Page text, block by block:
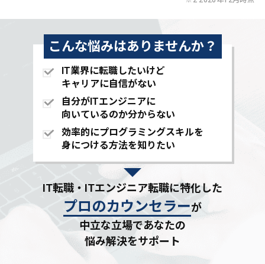
こんな悩みはありませんか？
IT業界に転職したいけど
キャリアに自信がない
自分がITエンジニアに
向いているのか分からない
効率的にプログラミングスキルを
身につける方法を知りたい
IT転職・ITエンジニア転職に特化した
プロのカウンセラーが
中立な立場であなたの
悩み解決をサポート